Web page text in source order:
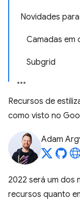
Novidades
Camadas em
Subgrid
Recursos de
como visto no
Adam
2022 será um dos
recursos quanto